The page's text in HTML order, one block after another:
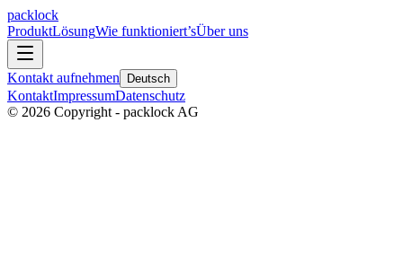
packlock
ProduktLösungWie funktioniert’sÜber uns
Kontakt aufnehmen Deutsch
KontaktImpressumDatenschutz
© 2026 Copyright - packlock AG